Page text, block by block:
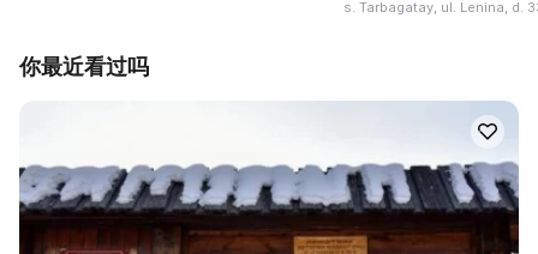
s. Tarbagatay, ul. Lenina, d.
你最近看过吗